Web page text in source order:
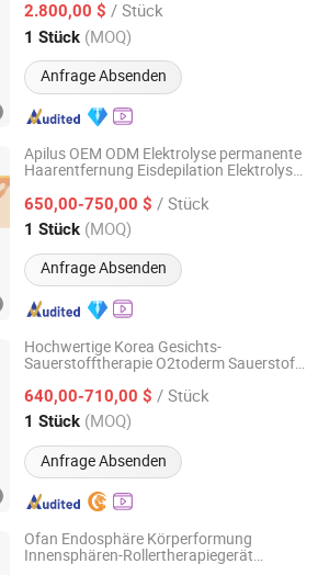
Hautstraffungsgerät
2.800,00 $ / Stück
1 Stück (MOQ)
Anfrage Absenden
Seit 2012
Apilus OEM ODM Elektrolyse permanente
Haarentfernung Eisdepilation Elektrolyse
Maschine
650,00-750,00 $ / Stück
1 Stück (MOQ)
Anfrage Absenden
Co., Ltd.
Seit 2022
Hochwertige Korea Gesichts-
Sauerstofftherapie O2toderm Sauerstoff-
640,00-710,00 $ / Stück
1 Stück (MOQ)
Anfrage Absenden
co.,ltd
Seit 2024
Ofan Endosphäre Körperformung
Innensphären-Rollertherapiegerät
(guangzhou) Co., Ltd.